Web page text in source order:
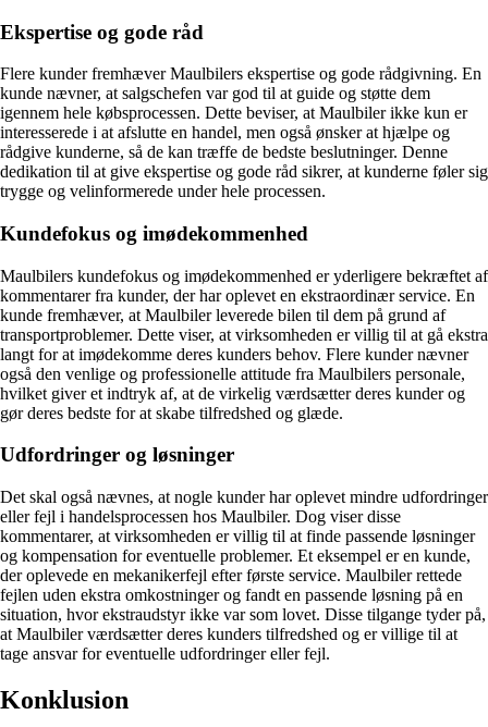
Ekspertise og gode råd
Flere kunder fremhæver Maulbilers ekspertise og gode rådgivning. En
kunde nævner, at salgschefen var god til at guide og støtte dem
igennem hele købsprocessen. Dette beviser, at Maulbiler ikke kun er
interesserede i at afslutte en handel, men også ønsker at hjælpe og
rådgive kunderne, så de kan træffe de bedste beslutninger. Denne
dedikation til at give ekspertise og gode råd sikrer, at kunderne føler sig
trygge og velinformerede under hele processen.
Kundefokus og imødekommenhed
Maulbilers kundefokus og imødekommenhed er yderligere bekræftet af
kommentarer fra kunder, der har oplevet en ekstraordinær service. En
kunde fremhæver, at Maulbiler leverede bilen til dem på grund af
transportproblemer. Dette viser, at virksomheden er villig til at gå ekstra
langt for at imødekomme deres kunders behov. Flere kunder nævner
også den venlige og professionelle attitude fra Maulbilers personale,
hvilket giver et indtryk af, at de virkelig værdsætter deres kunder og
gør deres bedste for at skabe tilfredshed og glæde.
Udfordringer og løsninger
Det skal også nævnes, at nogle kunder har oplevet mindre udfordringer
eller fejl i handelsprocessen hos Maulbiler. Dog viser disse
kommentarer, at virksomheden er villig til at finde passende løsninger
og kompensation for eventuelle problemer. Et eksempel er en kunde,
der oplevede en mekanikerfejl efter første service. Maulbiler rettede
fejlen uden ekstra omkostninger og fandt en passende løsning på en
situation, hvor ekstraudstyr ikke var som lovet. Disse tilgange tyder på,
at Maulbiler værdsætter deres kunders tilfredshed og er villige til at
tage ansvar for eventuelle udfordringer eller fejl.
Konklusion